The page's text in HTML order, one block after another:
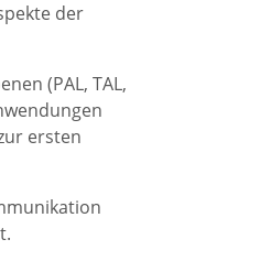
der
(PAL, TAL,
ersten